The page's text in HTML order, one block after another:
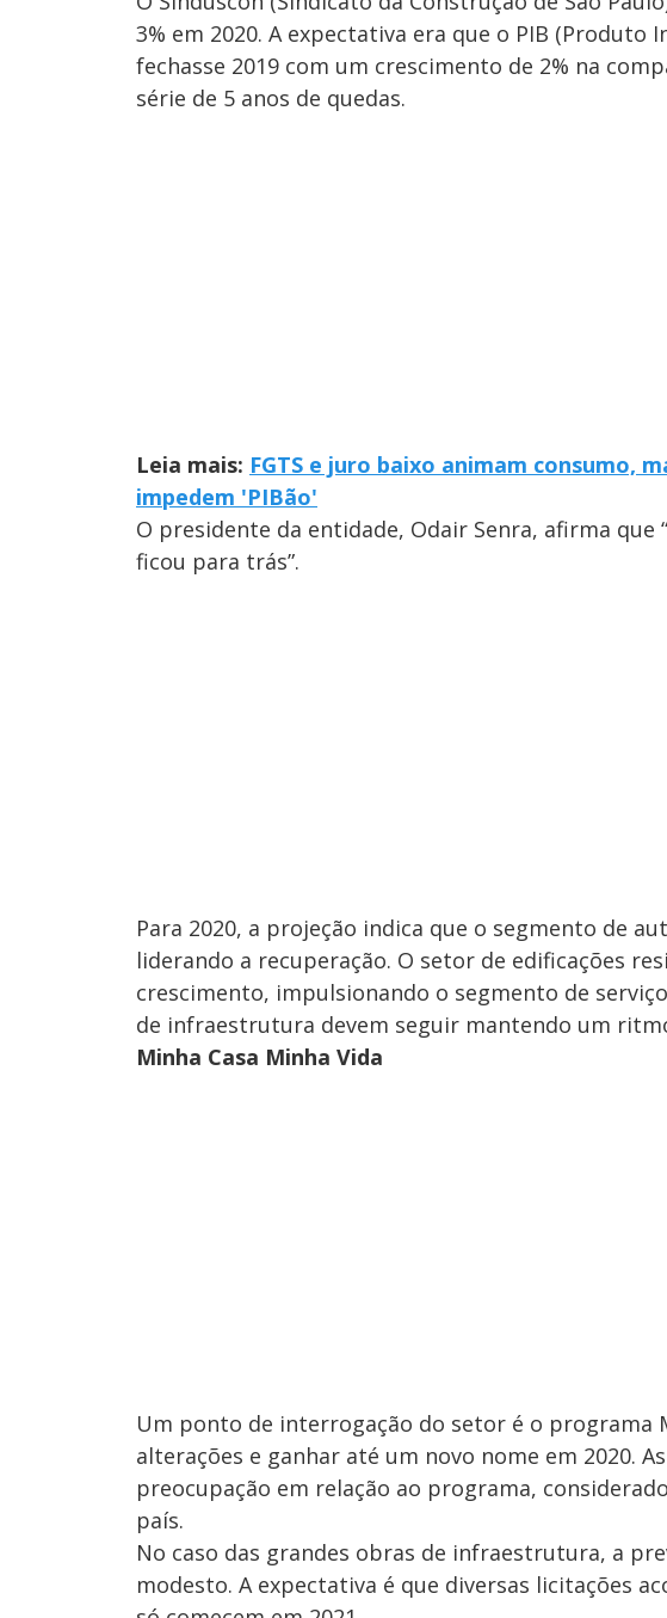
3% em 2020. A expectativa era que o PIB
fechasse 2019 com um crescimento de 2% na
série de 5 anos de quedas.
Leia mais: FGTS e juro baixo animam consumo,
impedem 'PIBão'
O presidente da entidade, Odair Senra, afirma que
ficou para trás”.
Para 2020, a projeção indica que o segmento de
liderando a recuperação. O setor de edificações
crescimento, impulsionando o segmento de
de infraestrutura devem seguir mantendo um
Minha Casa Minha Vida
Um ponto de interrogação do setor é o programa
alterações e ganhar até um novo nome em 2020.
preocupação em relação ao programa,
país.
No caso das grandes obras de infraestrutura, a
modesto. A expectativa é que diversas licitações